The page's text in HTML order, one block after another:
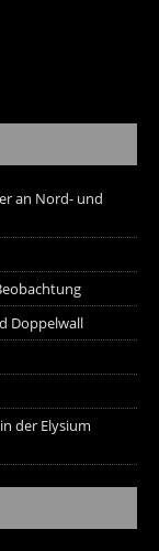
an Nord- und
Doppelwall
der Elysium